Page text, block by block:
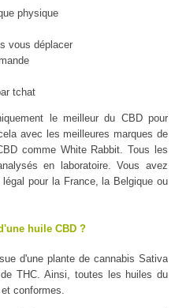
physique
vous déplacer
tchat
le meilleur du CBD pour
avec les meilleures marques de
comme White Rabbit. Tous les
en laboratoire. Vous avez
pour la France, la Belgique ou
huile CBD ?
d'une plante de cannabis Sativa
THC. Ainsi, toutes les huiles du
conformes.